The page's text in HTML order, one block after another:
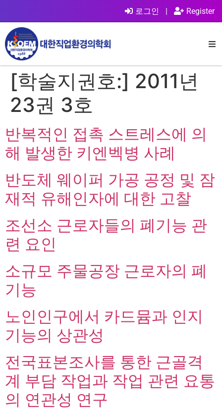
로그인 | Register
[학술지권호:] 2011년
23권 3호
반복적인 접촉 스트레스에 의
해 발생한 키엔벡병 사례
반도체 웨이퍼 가공 공정 및 잠
재적 유해인자에 대한 고찰
조선소 근로자들의 폐기능 관
련 요인
소규모 주물공장 근로자의 폐
기능
노인인구에서 카드뮴과 인지
기능의 상관성
전국표본조사를 통한 근골격
계 부담 작업과 작업 관련 요통
의 연관성 연구